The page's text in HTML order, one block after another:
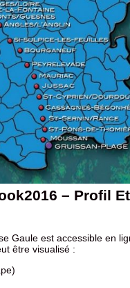
– Profil
Gaule est accessible en
être visualisé :